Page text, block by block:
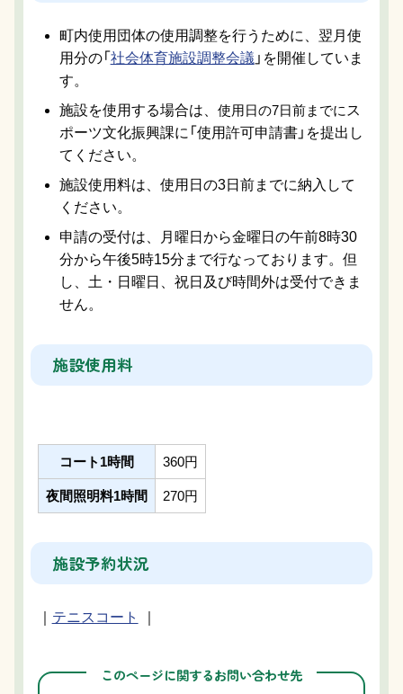
町内使用団体の使用調整を行うために、翌月使
用分の「 社会体育施設調整会議 」を開催していま
す。
施設を使用する場合は、 使用日の7日前までに ス
ポーツ文化振興課に「使用許可申請書」を提出し
てください。
施設使用料は、使用日の3日前までに納入して
ください。
申請の受付は、月曜日から金曜日の午前8時30
分から午後5時15分まで行なっております。但
し、土・日曜日、祝日及び時間外は受付できま
せん。
施設使用料
コート1時間 360円
夜間照明料1時間 270円
施設予約状況
テニスコート
このページに関するお問い合わせ先